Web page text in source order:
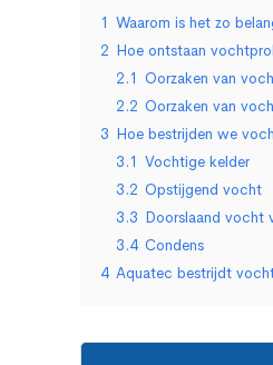
1 Waarom is het zo
2 Hoe ontstaan
2.1 Oorzaken van
2.2 Oorzaken van
3 Hoe bestrijden we
3.1 Vochtige kelder
3.2 Opstijgend vocht
3.3 Doorslaand vocht
3.4 Condens
4 Aquatec bestrijdt